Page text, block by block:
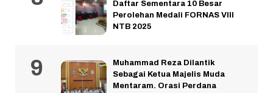
Daftar Sementara 10 Besar
Perolehan Medali FORNAS VIII
NTB 2025
Muhammad Reza Dilantik
Sebagai Ketua Majelis Muda
Mentaram. Orasi Perdana